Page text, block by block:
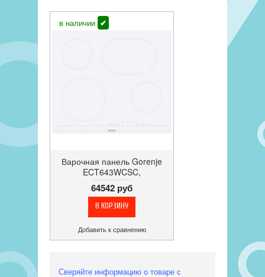
в наличии ✔
Варочная панель Gorenje
ECT643WCSC,
электрическая,
стеклокерамическая, 4
конфорки
64542 руб
Добавить к сравнению
Сверяйте информацию о товаре с